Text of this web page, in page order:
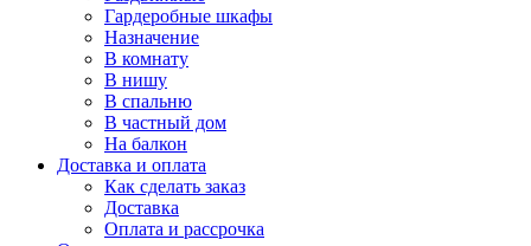
Гардеробные шкафы
Назначение
В комнату
В нишу
В спальню
В частный дом
На балкон
Доставка и оплата
Как сделать заказ
Доставка
Оплата и рассрочка